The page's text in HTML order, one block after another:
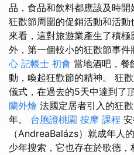
品，食品和飲料都應該及時開
狂歡節周圍的促銷活動和活
來看，這對旅遊業產生了積極
外，第一個較小的狂歡節事件
心 記帳士 初會 當地酒吧，餐
動，喚起狂歡節的精神。 狂
儀式，在過去的5天中達到了
蘭外燴 法國定居者引入的狂
年。 台胞證桃園 按摩 課程
（AndreaBalázs）就成年人
少年搜索，它也存在於歌德